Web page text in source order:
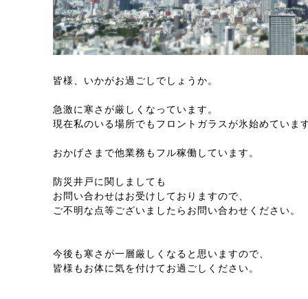
皆様、いかがお過ごしでしょうか。
急激に寒さが厳しくなっています。
現在私のいる場所でもフロントガラスが氷始めていま
おかげさまで他業務もフル稼働しています。
防災井戸に関しましても
お問い合わせはお受けしておりますので、
ご不明な点等ございましたらお問い合わせください。
今後も寒さが一層厳しくなると思いますので、
皆様もお体に気を付けてお過ごしください。